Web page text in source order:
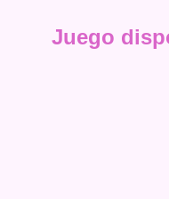
Juego